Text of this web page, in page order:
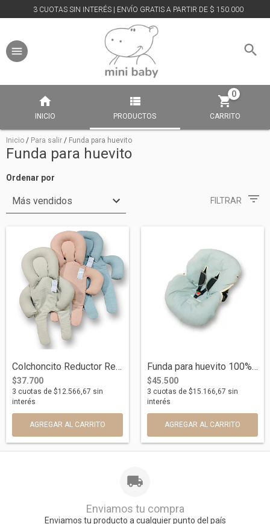
3 CUOTAS SIN INTERÉS | ENVÍO GRATIS A PARTIR DE $ 150.000
INICIO PRODUCTOS CARRITO
0
Inicio / Para salir / Funda para huevito
Funda para huevito
Ordenar por
FILTRAR
Colchoncito Reductor Relleno para Huevit...
$37.700
3 cuotas de $12.566,67 sin
interés
AGREGAR AL CARRITO
Funda para huevito 100% Algodón - Univer...
$45.500
3 cuotas de $15.166,67 sin
interés
AGREGAR AL CARRITO
Enviamos tu compra
Enviamos tu producto a cualquier punto del país